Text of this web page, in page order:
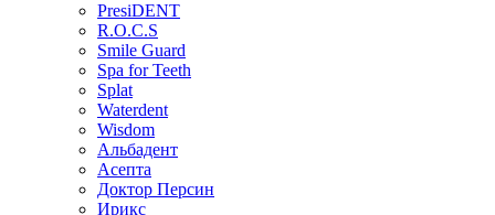
PresiDENT
R.O.C.S
Smile Guard
Spa for Teeth
Splat
Waterdent
Wisdom
Альбадент
Асепта
Доктор Персин
Ирикс